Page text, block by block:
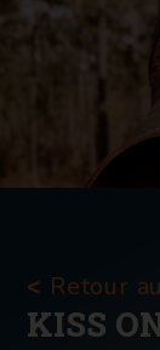
< Retour
KISS